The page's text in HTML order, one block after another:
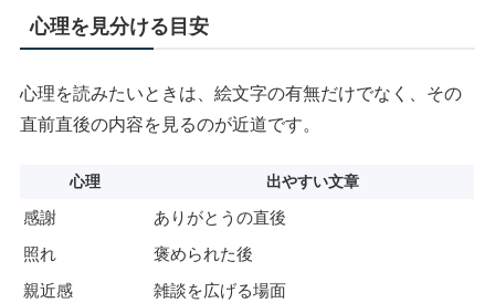
心理を見分ける目安
心理を読みたいときは、絵文字の有無だけでなく、その
直前直後の内容を見るのが近道です。
心理 出やすい文章
感謝
ありがとうの直後
照れ
褒められた後
親近感
雑談を広げる場面